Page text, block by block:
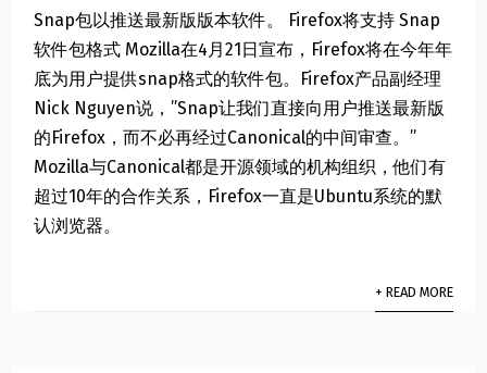
Snap包以推送最新版版本软件。 Firefox将支持 Snap
软件包格式 Mozilla在4月21日宣布，Firefox将在今年年
底为用户提供snap格式的软件包。Firefox产品副经理
Nick Nguyen说，”Snap让我们直接向用户推送最新版
的Firefox，而不必再经过Canonical的中间审查。”
Mozilla与Canonical都是开源领域的机构组织，他们有
超过10年的合作关系，Firefox一直是Ubuntu系统的默
认浏览器。
+ READ MORE